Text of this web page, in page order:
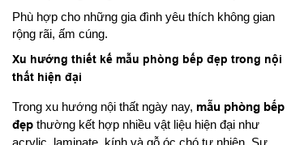
Phù hợp cho những gia đình yêu thích không gian
rộng rãi, ấm cúng.
Xu hướng thiết kế mẫu phòng bếp đẹp trong nội
thất hiện đại
Trong xu hướng nội thất ngày nay, mẫu phòng bếp
đẹp thường kết hợp nhiều vật liệu hiện đại như
acrylic, laminate, kính và gỗ óc chó tự nhiên. Sự